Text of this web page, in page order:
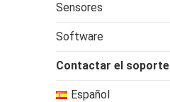
Sensores
Software
Contactar el soporte
Español